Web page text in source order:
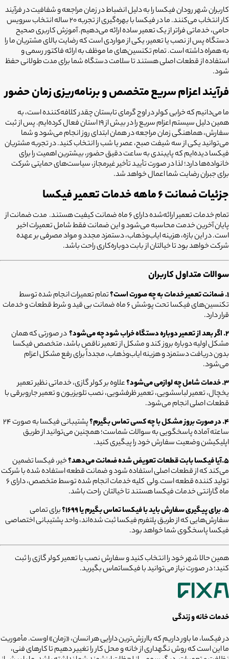
کاربران شهر رودان فیکسا را به دلیل انضباط در زمان مراجعه و شفافیت در فرآیند
کار انتخاب می‌کنند. ما در فیکسا با بهره‌گیری از تجربه ۲۰ ساله انتخاب سرویس
حامی، خدماتی فراتر از یک تعمیر ساده ارائه می‌دهیم. آموزش کاربری صحیح
دستگاه پس از نصب یا تعمیر، یکی از مواردی است که رضایت بالای مشتریان ما را
به همراه داشته است. تمام تکنسین‌های ما موظف به ارائه فاکتور رسمی و
استفاده از قطعات اصلی هستند تا سلامت دستگاه شما برای مدت طولانی حفظ
شود.
فرآیند اعزام سریع متخصص و برنامه‌ریزی زمان حضور
ما می‌دانیم که خرابی کولر در اوج گرمای تابستان چقدر کلافه‌کننده است، به
همین دلیل سیستم اعزام سریع را در بیش از 19 استان فعال کرده‌ایم. پس از ثبت
سفارش، هماهنگی زمان مراجعه در همان ابتدای روز انجام می‌شود و شما
می‌توانید یکی از سه شیفت صبح، عصر یا شب را انتخاب کنید. در تجربه مشتریان
فیکسا دیده‌ایم که پایبندی به ساعت دقیق حضور، بیشترین اهمیت را برای
خانواده‌ها دارد؛ لذا در صورت تأیید تأخیر غیرمجاز، سیاست‌های حمایتی شرکت
برای جبران رضایت شما اعمال خواهد شد.
جزئیات ضمانت ۶ ماهه خدمات تعمیر فیکسا
تمام خدمات تعمیر ارائه‌شده دارای ۶ ماه ضمانت کیفیت هستند. مدت ضمانت از
پایان آخرین خدمت محاسبه می‌شود و این ضمانت فقط شامل تعمیرات اخیر
است. در این بازه، هزینه ایاب‌وذهاب، دستمزد مجدد و مواد مصرفی بر عهده
شرکت خواهد بود تا خیالتان از بابت دوباره‌کاری راحت باشد.
سوالات متداول کاربران
۱. ضمانت تعمیر خدمات به چه صورت است؟
تمام تعمیرات انجام شده توسط
تکنسین‌های فیکسا تحت پوشش ۶ ماه ضمانت بی قید و شرط قطعات و خدمات
قرار دارد.
۲. اگر بعد از تعمیر دوباره دستگاه خراب شود چه می‌شود؟
در صورتی که همان
مشکل اولیه دوباره بروز کند و مشکل از تعمیر ناقص باشد، متخصص فیکسا
بدون دریافت دستمزد و هزینه ایاب‌وذهاب، مجدداً برای رفع مشکل اعزام
می‌شود.
۳. خدمات شامل چه لوازمی می‌شود؟
علاوه بر کولر گازی، خدماتی نظیر تعمیر
یخچال، تعمیر لباسشویی، تعمیر ظرفشویی، نصب تلویزیون و تعمیر جاروبرقی با
قطعات اصلی انجام می‌شود.
۴. در صورت بروز مشکل با چه کسی تماس بگیرم؟
پشتیبانی فیکسا به صورت ۲۴
ساعته آماده پاسخگویی به سوالات شماست؛ همچنین می‌توانید از طریق
اپلیکیشن وضعیت سفارش خود را پیگیری کنید.
5.آیا فیکسا بابت قطعات تعویض شده ضمانت می‌دهد؟
خیر، فیکسا تضمین
می‌کند که از قطعات اصلی استفاده شود و ضمانت قطعه استفاده شده با شرکت
تولید کننده قطعه است.ولی کلیه خدمات انجام شده توسط متخصص، دارای ۶
ماه گارانتی خدمات فیکسا هستند تا خیالتان راحت باشد.
۵. برای پیگیری سفارش باید با فیکسا تماس بگیرم یا ۱۶۹۹؟
برای تمامی
سفارش‌هایی که از طریق پلتفرم فیکسا ثبت شده‌اند، واحد پشتیبانی اختصاصی
فیکسا پاسخگوی شما خواهد بود.
همین حالا شهر خود را انتخاب کنید و سفارش نصب یا تعمیر کولر گازی را ثبت
کنید؛ در صورت نیاز می‌توانید با فیکساتماس بگیرید.
خدمات خانه و زندگی
در فیکسا، ما باور داریم که باارزش‌ترین دارایی هر انسان، «زمان» اوست. مأموریت
ما این است که روش نگهداری از خانه و محل کار را تغییر دهیم تا کارهای فنی،